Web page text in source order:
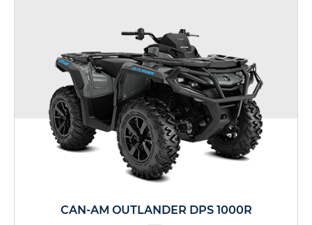
CAN-AM OUTLANDER DPS 1000R